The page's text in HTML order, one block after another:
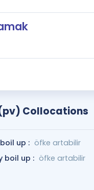
Collocations
up : öfke artabilir
boil up : öfke artabilir